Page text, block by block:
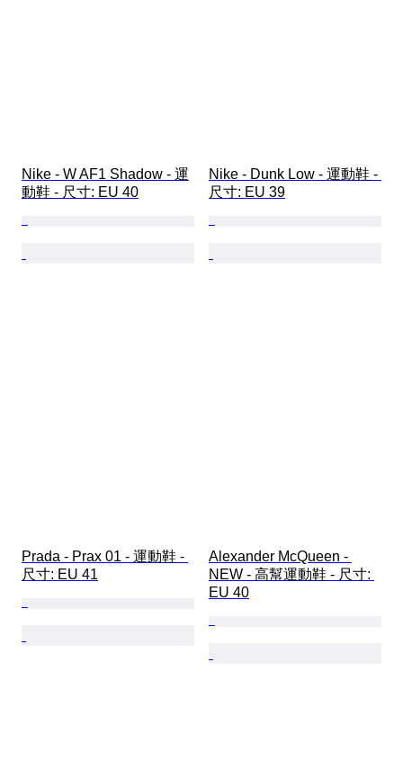
Nike - W AF1 Shadow - 運
動鞋 - 尺寸: EU 40
Nike - Dunk Low - 運動鞋 -
尺寸: EU 39
Prada - Prax 01 - 運動鞋 -
尺寸: EU 41
Alexander McQueen -
NEW - 高幫運動鞋 - 尺寸:
EU 40